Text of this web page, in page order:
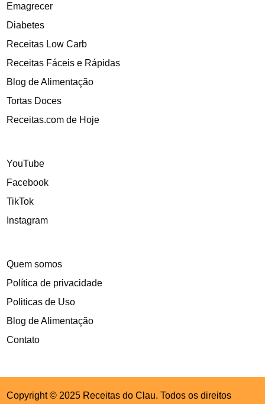
Emagrecer
Diabetes
Receitas Low Carb
Receitas Fáceis e Rápidas
Blog de Alimentação
Tortas Doces
Receitas.com de Hoje
YouTube
Facebook
TikTok
Instagram
Quem somos
Política de privacidade
Politicas de Uso
Blog de Alimentação
Contato
Copyright © 2025 Receitas do Clau. Todos os direitos